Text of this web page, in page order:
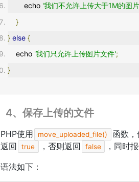
        echo
'我们不允许上传大于1M的图
}
} else {
    echo
'我们只允许上传图片文件';
}
4、保存上传的文件
PHP使用 move_uploaded_file()
函数
返回
true ，否则返回 false
，同时报
语法如下：